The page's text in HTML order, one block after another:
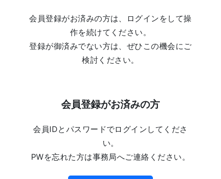
会員登録がお済みの方は、ログインをして操
作を続けてください。
登録が御済みでない方は、ぜひこの機会にご
検討ください。
会員登録がお済みの方
会員IDとパスワードでログインしてくださ
い。
PWを忘れた方は事務局へご連絡ください。